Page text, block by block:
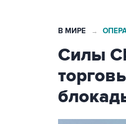
В МИРЕ →
Силы